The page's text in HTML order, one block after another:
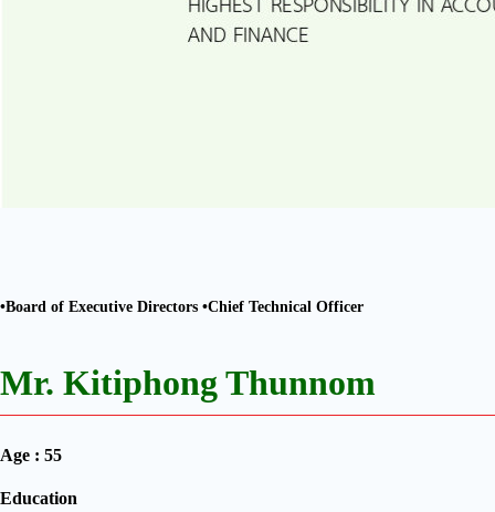
•Board of Executive Directors •Chief Technical Officer
Mr. Kitiphong Thunnom
Age : 55
Education